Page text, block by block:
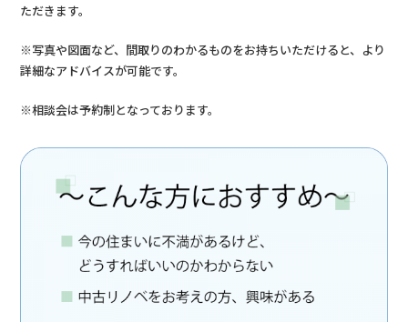
ただきます。
※写真や図面など、間取りのわかるものをお持ちいただけると、より
詳細なアドバイスが可能です。
※相談会は予約制となっております。